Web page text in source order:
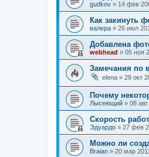
gudkov » 14 фев
Как закинуть
валера » 26 июл
Добавлена
webhead » 05 ноя
Замечания по
elena » 28 окт
Почему
Лысеющий » 08
Скорость
Эдуардо » 27 фев
Можно ли
Braian » 20 мар